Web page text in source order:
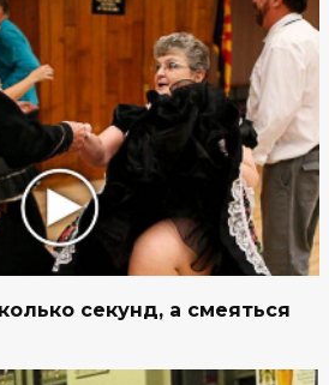
секунд, а смеяться